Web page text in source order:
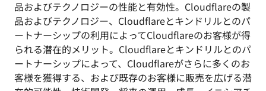
品およびテクノロジーの性能と有効性。Cloudflareの製
品およびテクノロジー、Cloudflareとキンドリルとのパ
ートナーシップの利用によってCloudflareのお客様が得
られる潜在的メリット。Cloudflareとキンドリルとのパ
ートナーシップによって、Cloudflareがさらに多くのお
客様を獲得する、および既存のお客様に販売を広げる潜